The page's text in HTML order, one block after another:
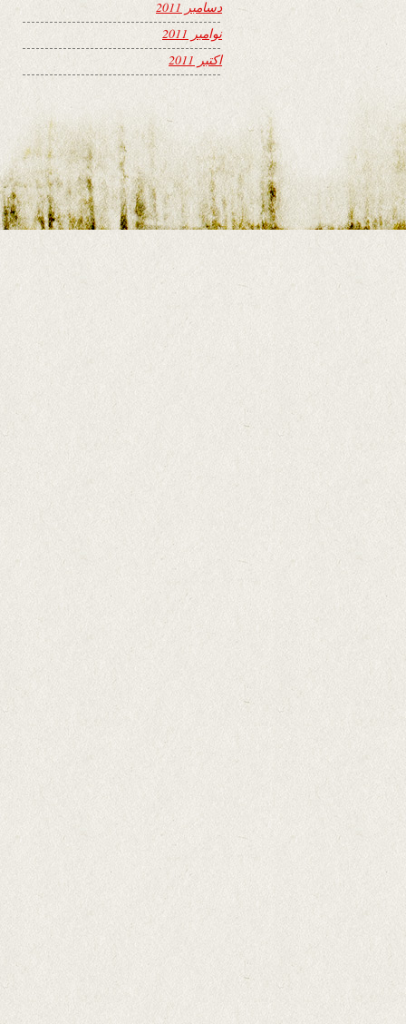
دسامبر 2011
نوامبر 2011
اکتبر 2011